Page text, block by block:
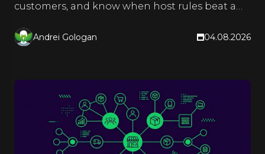
customers, and know when host rules beat a
Andrei Gologan 04.08.2026